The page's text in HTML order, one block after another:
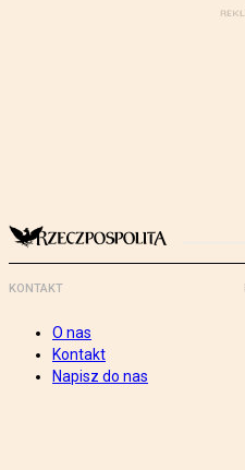
KONTAKT
O nas
Kontakt
Napisz do nas